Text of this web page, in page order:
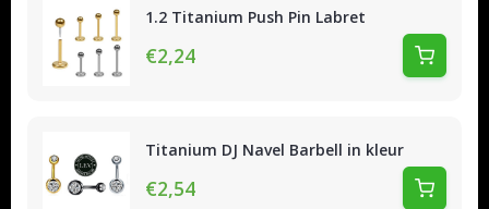
1.2 Titanium Push Pin Labret
€2,24
Titanium DJ Navel Barbell in kleur
€2,54